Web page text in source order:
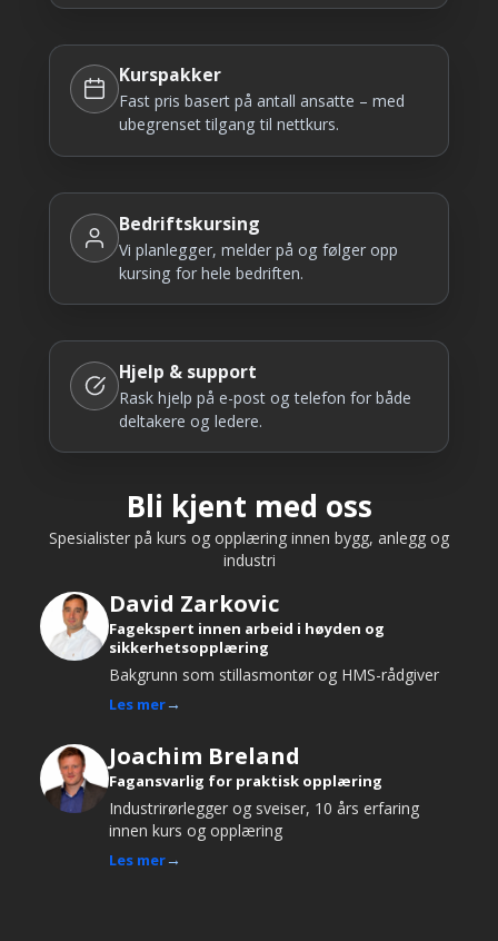
Kurspakker
Fast pris basert på antall ansatte – med
ubegrenset tilgang til nettkurs.
Bedriftskursing
Vi planlegger, melder på og følger opp
kursing for hele bedriften.
Hjelp & support
Rask hjelp på e-post og telefon for både
deltakere og ledere.
Bli kjent med oss
Spesialister på kurs og opplæring innen bygg, anlegg og
industri
David Zarkovic
Fagekspert innen arbeid i høyden og
sikkerhetsopplæring
Bakgrunn som stillasmontør og HMS-rådgiver
Les mer
Joachim Breland
Fagansvarlig for praktisk opplæring
Industrirørlegger og sveiser, 10 års erfaring
innen kurs og opplæring
Les mer